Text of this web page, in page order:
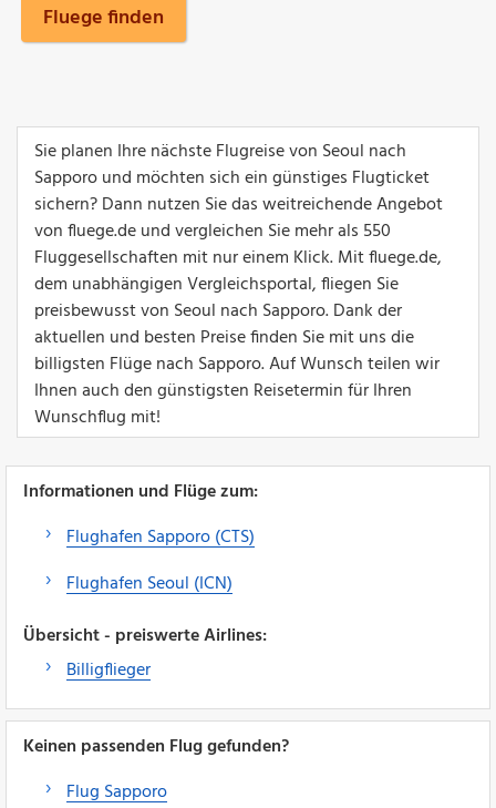
Fluege finden
Sie planen Ihre nächste Flugreise von Seoul nach
Sapporo und möchten sich ein günstiges Flugticket
sichern? Dann nutzen Sie das weitreichende Angebot
von fluege.de und vergleichen Sie mehr als 550
Fluggesellschaften mit nur einem Klick. Mit fluege.de,
dem unabhängigen Vergleichsportal, fliegen Sie
preisbewusst von Seoul nach Sapporo. Dank der
aktuellen und besten Preise finden Sie mit uns die
billigsten Flüge nach Sapporo. Auf Wunsch teilen wir
Ihnen auch den günstigsten Reisetermin für Ihren
Wunschflug mit!
Informationen und Flüge zum:
Flughafen Sapporo (CTS)
Flughafen Seoul (ICN)
Übersicht - preiswerte Airlines:
Billigflieger
Keinen passenden Flug gefunden?
Flug Sapporo